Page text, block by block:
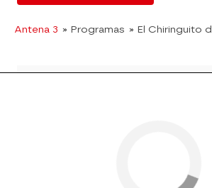
Antena 3 » Programas » El Chiringuito